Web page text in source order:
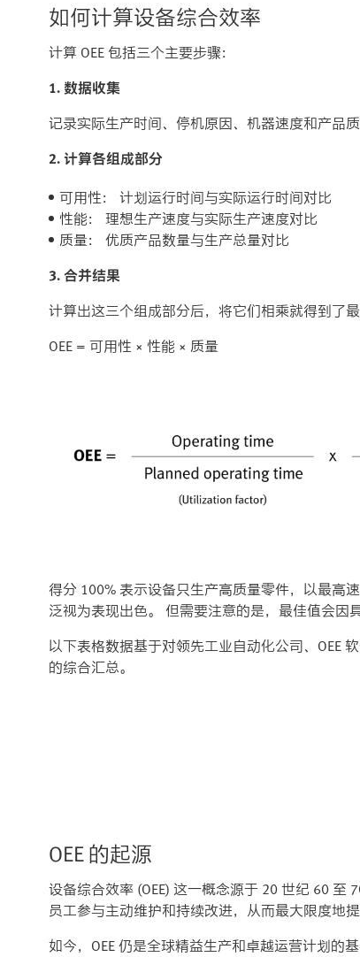
如何计算设备综合效率
计算 OEE 包括三个主要步骤：
1. 数据收集
记录实际生产时间、停机原因、机器速度和产品
2. 计算各组成部分
可用性： 计划运行时间与实际运行时间对比
性能： 理想生产速度与实际生产速度对比
质量： 优质产品数量与生产总量对比
3. 合并结果
计算出这三个组成部分后，将它们相乘就得到了最
OEE = 可用性 × 性能 × 质量
得分 100% 表示设备只生产高质量零件，以最高
泛视为表现出色。 但需要注意的是，最佳值会因
以下表格数据基于对领先工业自动化公司、OEE
的综合汇总。
OEE 的起源
设备综合效率 (OEE) 这一概念源于 20 世纪 60 至
员工参与主动维护和持续改进，从而最大限度地
如今，OEE 仍是全球精益生产和卓越运营计划的